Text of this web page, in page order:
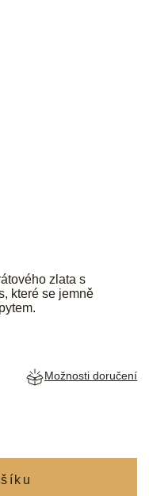
zlata s
které se jemně
Možnosti doručení